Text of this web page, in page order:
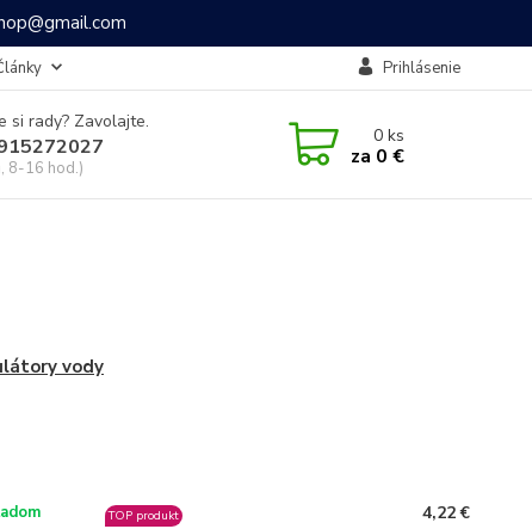
Prihlásenie
si rady? Zavolajte.
8-16 hod.)
0ks
za 0 €
vody
TOP produkt 4,22 €